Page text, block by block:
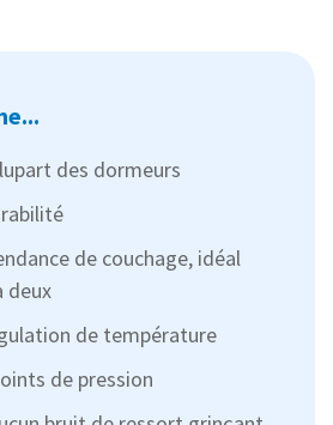
des dormeurs
de couchage, idéal
deux
de température
de pression